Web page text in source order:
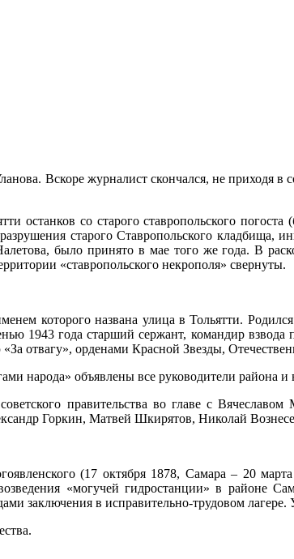
Вскоре журналист скончался, не приходя
останков со старого ставропольского
старого Ставропольского кладбища,
было принято в мае того же года. В
«ставропольского некрополя» свернуты.
которого названа улица в Тольятти.
1943 года старший сержант, командир
отвагу», орденами Красной Звезды,
народа» объявлены все руководители района
правительства во главе с
Горкин, Матвей Шкирятов, Николай
(17 октября 1878, Самара – 20
«могучей гидростанции» в районе
заключения в исправительно-трудовом